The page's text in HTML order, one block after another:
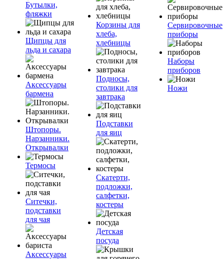
Бутылки,
фляжки
Щипцы для
льда и сахара
Аксессуары
бармена
Штопоры.
Нарзанники.
Открывалки
Термосы
Ситечки,
подставки
для чая
Аксессуары
Корзины для
хлеба,
хлебницы
Подносы,
столики для
завтрака
Подставки
для яиц
Скатерти,
подложки,
салфетки,
костеры
Детская
посуда
Сервировочные
приборы
Наборы
приборов
Ножи